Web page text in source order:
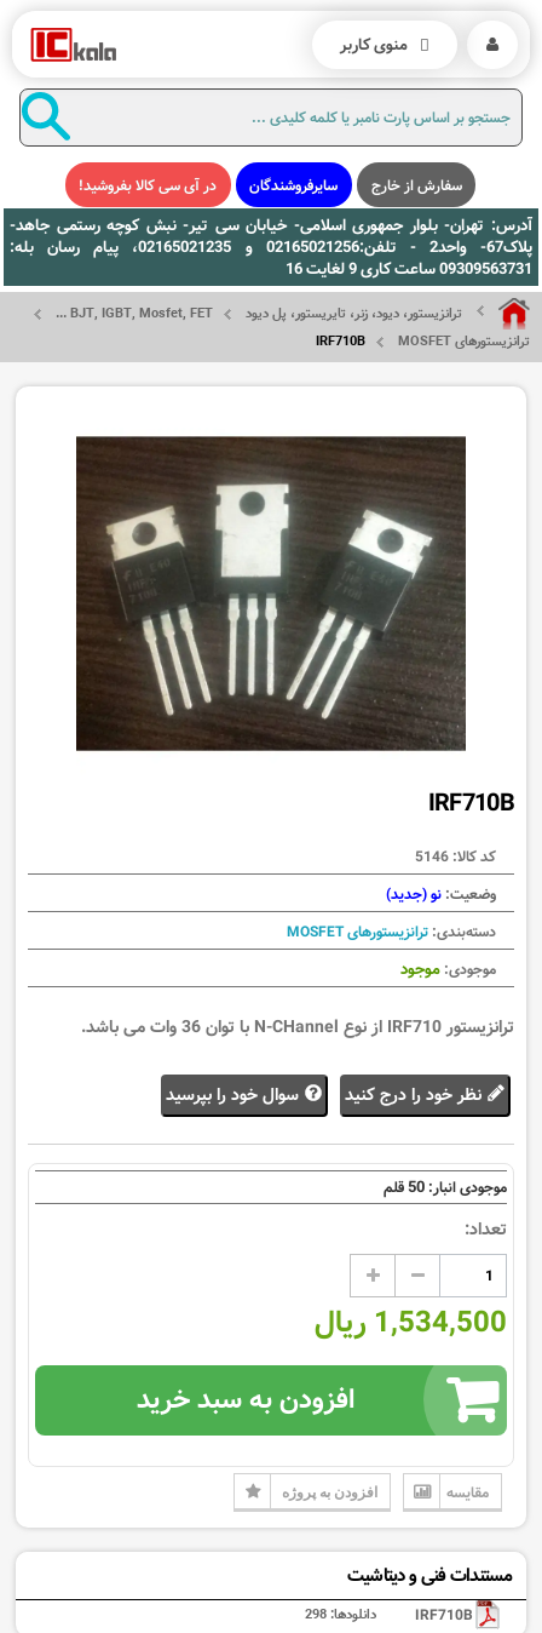
سفارش از خارج سایرفروشندگان در آی سی کالا بفروشید!
آدرس: تهران- بلوار جمهوری اسلامی- خیابان سی تیر- نبش کوچه رستمی جاهد-
پلاک67- واحد2 - تلفن:02165021256 و 02165021235، پیام رسان بله:
09309563731 ساعت کاری 9 لغایت 16
ترانزیستور، دیود، زنر، تایریستور، پل دیود
BJT, IGBT, Mosfet, FET ...
ترانزیستورهای MOSFET
IRF710B
IRF710B
کد کالا: 5146
وضعیت: نو (جدید)
دسته‌بندی: ترانزیستورهای MOSFET
موجودی: موجود
ترانزیستور IRF710 از نوع N-CHannel با توان 36 وات می باشد.
نظر خود را درج کنید سوال خود را بپرسید
موجودی انبار: 50قلم
تعداد:
1,534,500 ریال
افزودن به سبد خرید
مقایسه افزودن به پروژه
مستندات فنی و دیتاشیت
IRF710B دانلودها: 298
منوی کاربر